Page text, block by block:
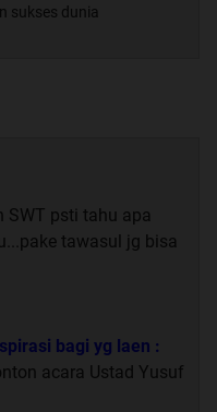
sukses dunia
SWT psti tahu apa
tawasul jg bisa
bagi yg laen :
acara Ustad Yusuf